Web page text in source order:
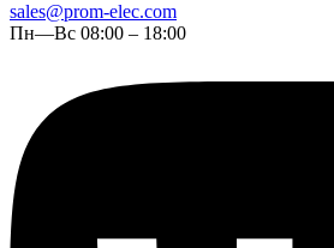
sales@prom-elec.com
Пн—Вс 08:00 – 18:00